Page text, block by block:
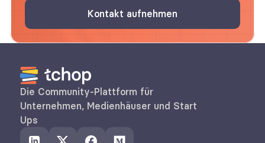
Kontakt aufnehmen
Die Community-Plattform für
Unternehmen, Medienhäuser und Start
Ups